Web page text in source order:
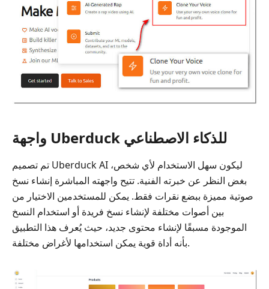
واجهة Uberduck للذكاء الاصطناعي
تم تصميم Uberduck AI ليكون سهل الاستخدام لأي شخص،
بغض النظر عن خبرته الفنية. تتيح واجهته المباشرة إنشاء نسخ
صوتية مميزة ببضع نقرات فقط. يمكن للمستخدمين الاختيار من
بين أصوات مختلفة لإنشاء نسخ فريدة أو استخدام النسخ
الموجودة مسبقًا لإنشاء محتوى جديد، حيث يُعرف هذا التطبيق
بأنه أداة قوية يمكن استخدامها لأغراض مختلفة.